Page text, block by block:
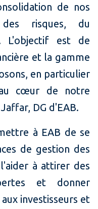
de nos
risques, du
L'objectif est de
et la gamme
en particulier
cœur de notre
DG d'EAB.
à EAB de se
de gestion des
à attirer des
et donner
investisseurs et